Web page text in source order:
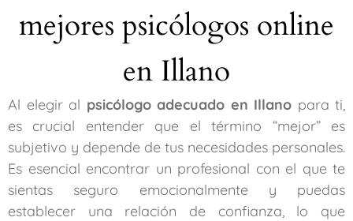
mejores psicólogos online
en Illano
Al elegir al psicólogo adecuado en Illano para ti,
es crucial entender que el término “mejor” es
subjetivo y depende de tus necesidades personales.
Es esencial encontrar un profesional con el que te
sientas seguro emocionalmente y puedas
establecer una relación de confianza, lo que